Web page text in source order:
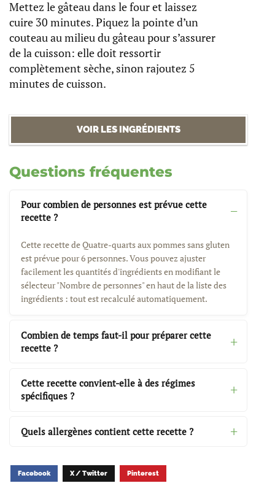
Mettez le gâteau dans le four et laissez
cuire 30 minutes. Piquez la pointe d’un
couteau au milieu du gâteau pour s’assurer
de la cuisson: elle doit ressortir
complètement sèche, sinon rajoutez 5
minutes de cuisson.
VOIR LES INGRÉDIENTS
Questions fréquentes
Pour combien de personnes est prévue cette
recette ?
Cette recette de Quatre-quarts aux pommes sans gluten
est prévue pour 6 personnes. Vous pouvez ajuster
facilement les quantités d'ingrédients en modifiant le
sélecteur "Nombre de personnes" en haut de la liste des
ingrédients : tout est recalculé automatiquement.
Combien de temps faut-il pour préparer cette
recette ?
Cette recette convient-elle à des régimes
spécifiques ?
Quels allergènes contient cette recette ?
Facebook X / Twitter Pinterest